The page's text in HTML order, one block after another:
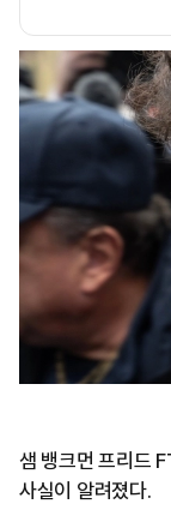
샘 뱅크먼 프리드
사실이 알려졌다.